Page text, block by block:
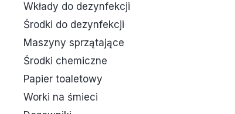
Wkłady do dezynfekcji
Środki do dezynfekcji
Maszyny sprzątające
Środki chemiczne
Papier toaletowy
Worki na śmieci